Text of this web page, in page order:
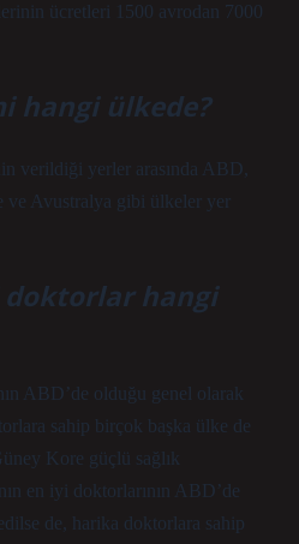
ücretleri 1500 avrodan 7000
hangi ülkede?
verildiği yerler arasında ABD,
ve Avustralya gibi ülkeler yer
doktorlar hangi
ABD’de olduğu genel olarak
sahip birçok başka ülke de
Kore güçlü sağlık
en iyi doktorlarının ABD’de
de, harika doktorlara sahip